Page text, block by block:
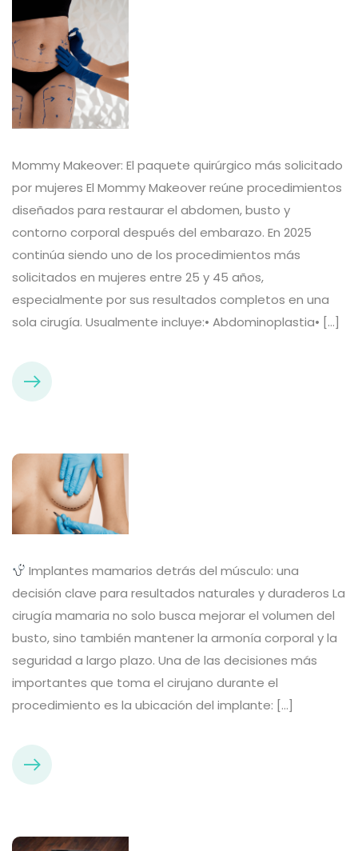
Mommy Makeover: El paquete quirúrgico más solicitado
por mujeres El Mommy Makeover reúne procedimientos
diseñados para restaurar el abdomen, busto y
contorno corporal después del embarazo. En 2025
continúa siendo uno de los procedimientos más
solicitados en mujeres entre 25 y 45 años,
especialmente por sus resultados completos en una
sola cirugía. Usualmente incluye:• Abdominoplastia• […]
Implantes mamarios detrás del músculo: una
decisión clave para resultados naturales y duraderos La
cirugía mamaria no solo busca mejorar el volumen del
busto, sino también mantener la armonía corporal y la
seguridad a largo plazo. Una de las decisiones más
importantes que toma el cirujano durante el
procedimiento es la ubicación del implante: […]